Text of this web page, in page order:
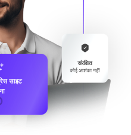
संरक्षित
कोई आशंका नहीं
साइट